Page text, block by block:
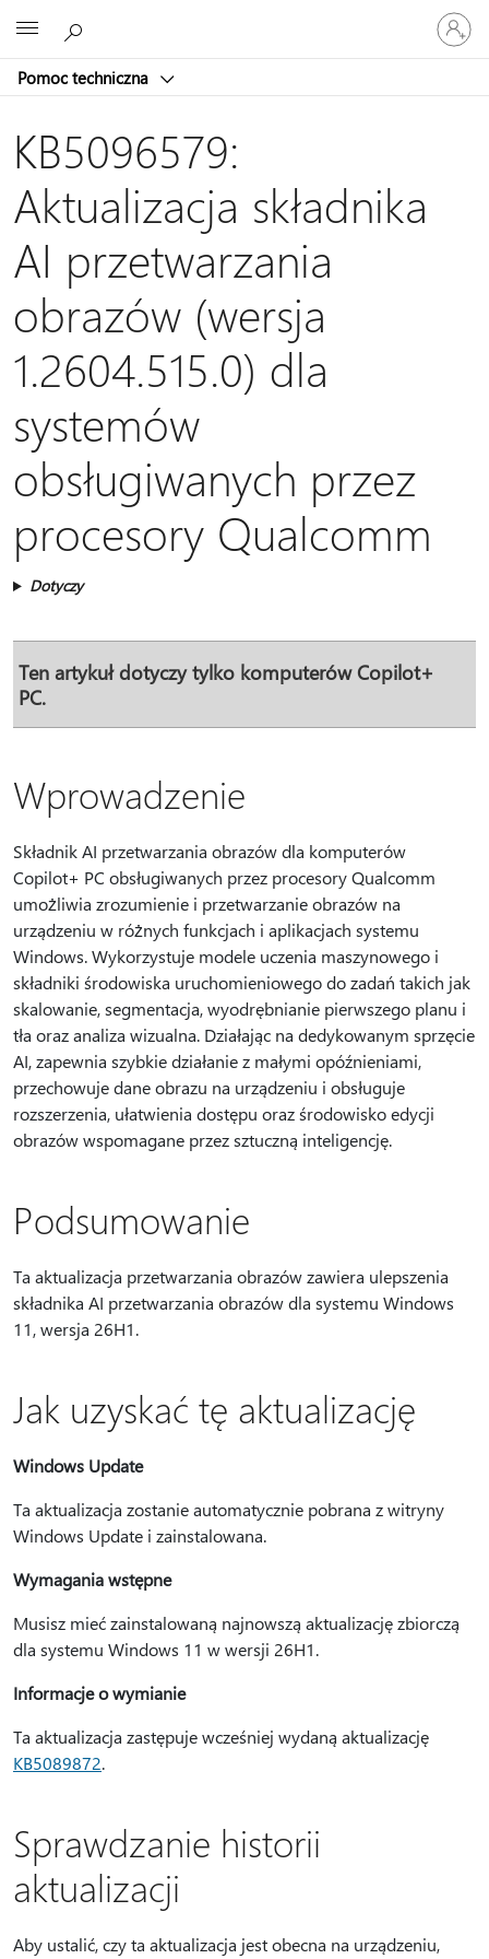
Pomoc techniczna
Zaloguj
się
do
konta
KB5096579:
Aktualizacja składnika
AI przetwarzania
obrazów (wersja
1.2604.515.0) dla
systemów
obsługiwanych przez
procesory Qualcomm
Dotyczy
Ten artykuł dotyczy tylko komputerów Copilot+
PC.
Wprowadzenie
Składnik AI przetwarzania obrazów dla komputerów
Copilot+ PC obsługiwanych przez procesory Qualcomm
umożliwia zrozumienie i przetwarzanie obrazów na
urządzeniu w różnych funkcjach i aplikacjach systemu
Windows. Wykorzystuje modele uczenia maszynowego i
składniki środowiska uruchomieniowego do zadań takich jak
skalowanie, segmentacja, wyodrębnianie pierwszego planu i
tła oraz analiza wizualna. Działając na dedykowanym sprzęcie
AI, zapewnia szybkie działanie z małymi opóźnieniami,
przechowuje dane obrazu na urządzeniu i obsługuje
rozszerzenia, ułatwienia dostępu oraz środowisko edycji
obrazów wspomagane przez sztuczną inteligencję.
Podsumowanie
Ta aktualizacja przetwarzania obrazów zawiera ulepszenia
składnika AI przetwarzania obrazów dla systemu Windows
11, wersja 26H1.
Jak uzyskać tę aktualizację
Windows Update
Ta aktualizacja zostanie automatycznie pobrana z witryny
Windows Update i zainstalowana.
Wymagania wstępne
Musisz mieć zainstalowaną najnowszą aktualizację zbiorczą
dla systemu Windows 11 w wersji 26H1.
Informacje o wymianie
Ta aktualizacja zastępuje wcześniej wydaną aktualizację
KB5089872.
Sprawdzanie historii
aktualizacji
Aby ustalić, czy ta aktualizacja jest obecna na urządzeniu,